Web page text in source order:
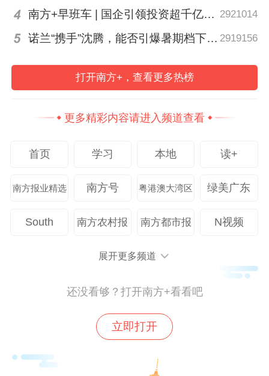
沿创新技术与多元融合业态。展会期间，将
机构，举办粤港澳大湾区动画电影周、“新质
动漫链全球”创投会暨动画产学研对接会等行
业交流活动，探讨影视动漫行业最新趋势、
制造优势和石排镇“中国潮玩之都・漫博中
心”产业平台优势，围绕“科技赋能、专业协
AI+动画产业交流活动、国漫出海对接会、
“AI+潮玩”的创新应用与互动体验是本届展会
的一大亮点。虚拟电影体验区的互动电影
《永远的盛唐》《珠穆朗玛大冒险》等原创
剧目，将让人身临其境感受大唐盛世、地球
南方+早班车 | 国企引领投资超千亿！广东现代化海洋牧场建设提速 2921014
诺兰“携手”沈腾，能否引爆暑期档下半场？｜小南荐片 2919156
打开南方+，查看更多热榜
更多精彩内容请进入频道查看
首页 学习 本地 读+
南方报业精选 南方号 粤港澳大湾区 绿美广东
South 南方农村报 南方都市报 N视频
展开更多频道
还没看够？打开南方+看看吧
立即打开